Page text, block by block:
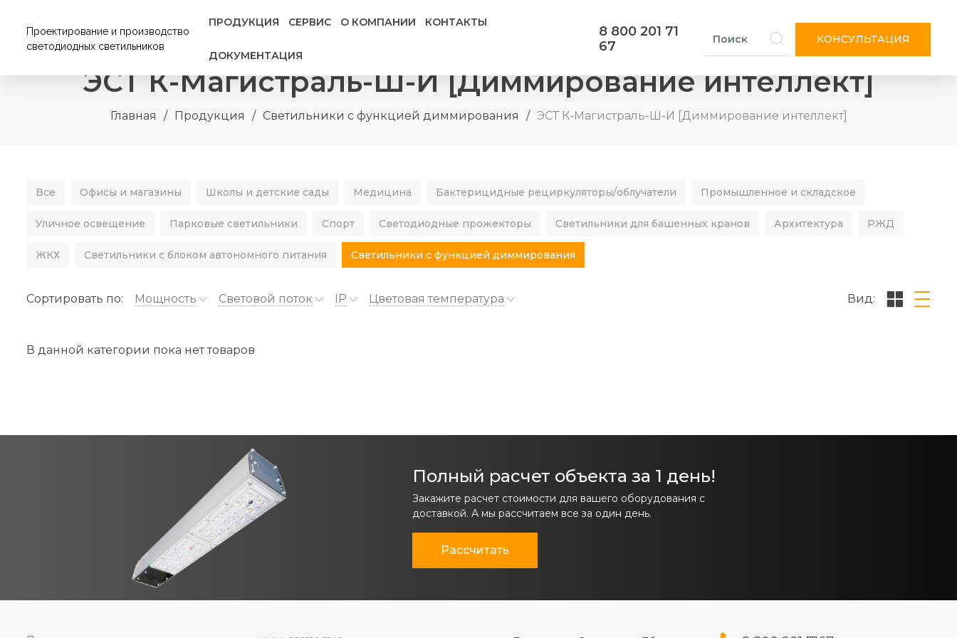
Проектирование и производство
светодиодных светильников
ПРОДУКЦИЯ СЕРВИС О КОМПАНИИ КОНТАКТЫ
ДОКУМЕНТАЦИЯ
8 800 201 71
67
КОНСУЛЬТАЦИЯ
ЭСТ К-Магистраль-Ш-И [Диммирование интеллект]
Главная / Продукция / Светильники с функцией диммирования / ЭСТ К-Магистраль-Ш-И [Диммирование интеллект]
Все Офисы и магазины Школы и детские сады Медицина Бактерицидные рециркуляторы/облучатели Промышленное и складское
Уличное освещение Парковые светильники Спорт Светодиодные прожекторы Светильники для башенных кранов Архитектура РЖД
ЖКХ Светильники с блоком автономного питания Светильники с функцией диммирования
Сортировать по: Мощность Световой поток IP Цветовая температура Вид:
В данной категории пока нет товаров
Полный расчет объекта за 1 день!
Закажите расчет стоимости для вашего оборудования с
доставкой. А мы рассчитаем все за один день.
Рассчитать